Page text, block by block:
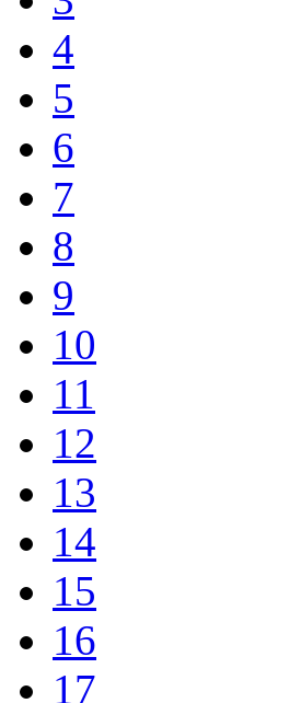
4
5
6
7
8
9
10
11
12
13
14
15
16
17